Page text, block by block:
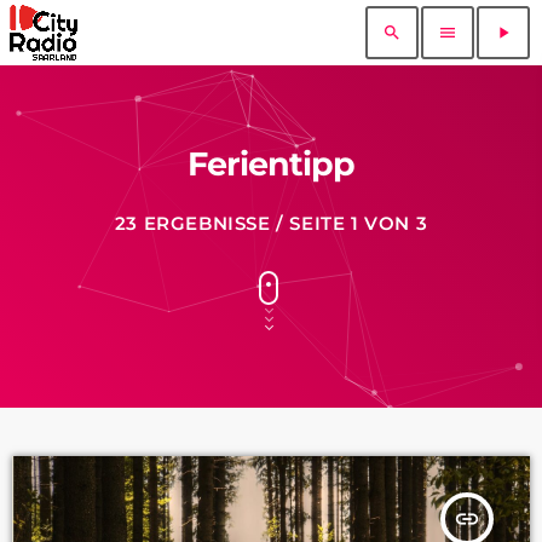
search menu play_arrow
Ferientipp
23 ERGEBNISSE / SEITE 1 VON 3
insert_link